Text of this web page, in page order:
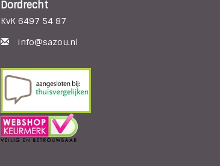
Dordrecht
KvK 6497 54 87
info@sazou.nl